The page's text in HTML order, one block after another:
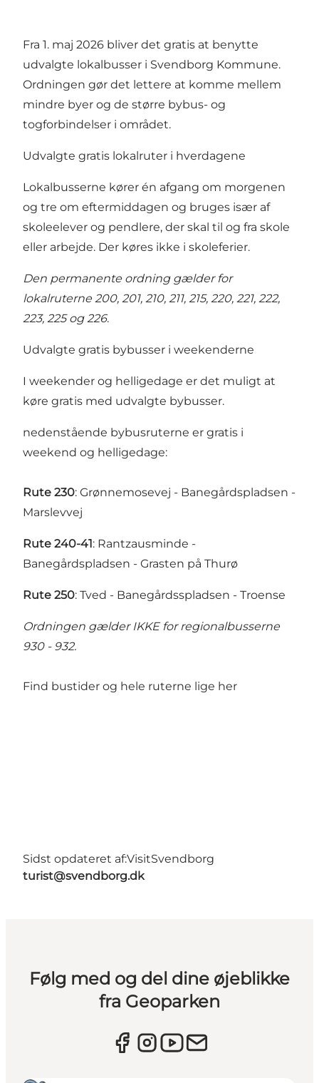
Fra 1. maj 2026 bliver det gratis at benytte
udvalgte lokalbusser i Svendborg Kommune.
Ordningen gør det lettere at komme mellem
mindre byer og de større bybus- og
togforbindelser i området.
Udvalgte gratis lokalruter i hverdagene
Lokalbusserne kører én afgang om morgenen
og tre om eftermiddagen og bruges især af
skoleelever og pendlere, der skal til og fra skole
eller arbejde. Der køres ikke i skoleferier.
Den permanente ordning gælder for
lokalruterne 200, 201, 210, 211, 215, 220, 221, 222,
223, 225 og 226.
Udvalgte gratis bybusser i weekenderne
I weekender og helligedage er det muligt at
køre gratis med udvalgte bybusser.
nedenstående bybusruterne er gratis i
weekend og helligedage:
Rute 230: Grønnemosevej - Banegårdspladsen -
Marslevvej
Rute 240-41: Rantzausminde -
Banegårdspladsen - Grasten på Thurø
Rute 250: Tved - Banegårdsspladsen - Troense
Ordningen gælder IKKE for regionalbusserne
930 - 932.
Find bustider og hele ruterne lige her
Sidst opdateret af:VisitSvendborg
turist@svendborg.dk
Følg med og del dine øjeblikke
fra Geoparken